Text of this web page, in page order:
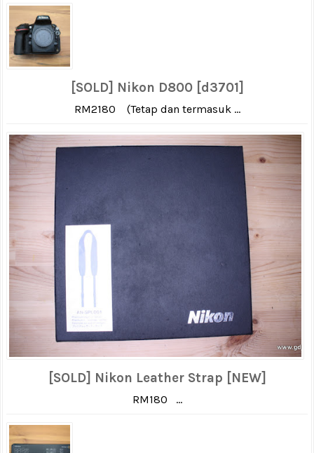
[SOLD] Nikon D800 [d3701]
RM2180 (Tetap dan termasuk ...
[SOLD] Nikon Leather Strap [NEW]
RM180 ...